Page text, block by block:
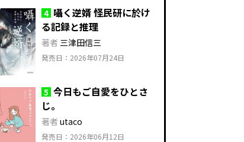
4 囁く逆婿 怪民研に於け
る記録と推理
著者 三津田信三
発売日：2026年07月24日
5 今日もご自愛をひとさ
じ。
著者 utaco
発売日：2026年06月12日